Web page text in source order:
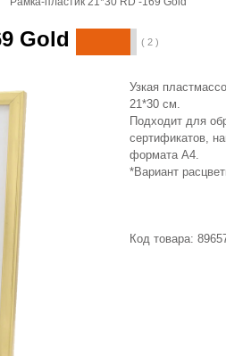
Gold ( 2 )
Узкая
21*30 см.
Подходит для
сертификатов,
формата А4.
*Вариант
Код товара: